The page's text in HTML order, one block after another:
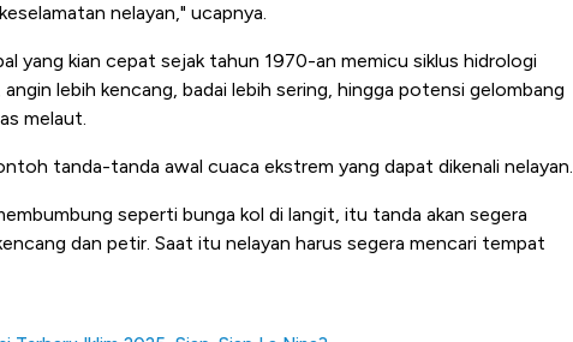
nelayan," ucapnya.
yang kian cepat sejak tahun 1970-an memicu siklus hidrologi
lebih kencang, badai lebih sering, hingga potensi gelombang
melaut.
tanda-tanda awal cuaca ekstrem yang dapat dikenali nelayan.
seperti bunga kol di langit, itu tanda akan segera
dan petir. Saat itu nelayan harus segera mencari tempat